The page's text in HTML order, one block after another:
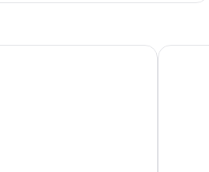
東急大